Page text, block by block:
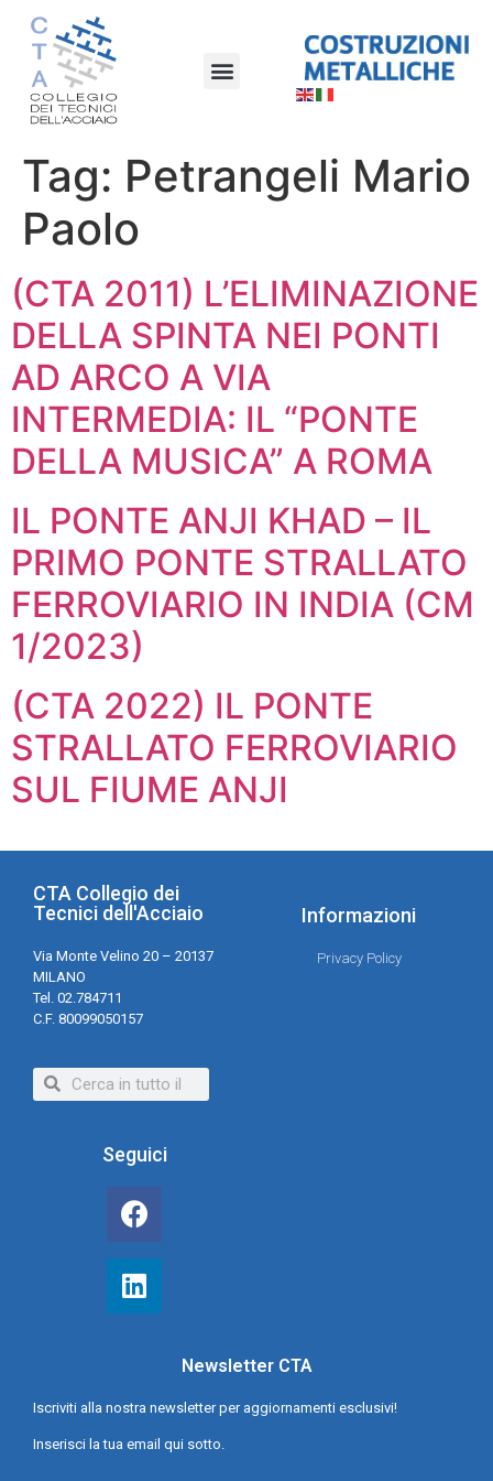
Tag: Petrangeli Mario
Paolo
(CTA 2011) L’ELIMINAZIONE
DELLA SPINTA NEI PONTI
AD ARCO A VIA
INTERMEDIA: IL “PONTE
DELLA MUSICA” A ROMA
IL PONTE ANJI KHAD – IL
PRIMO PONTE STRALLATO
FERROVIARIO IN INDIA (CM
1/2023)
(CTA 2022) IL PONTE
STRALLATO FERROVIARIO
SUL FIUME ANJI
CTA Collegio dei
Tecnici dell'Acciaio
Via Monte Velino 20 – 20137
MILANO
Tel. 02.784711
C.F. 80099050157
Informazioni
Privacy Policy
Seguici
Newsletter CTA
Iscriviti alla nostra newsletter per aggiornamenti esclusivi!
Inserisci la tua email qui sotto.